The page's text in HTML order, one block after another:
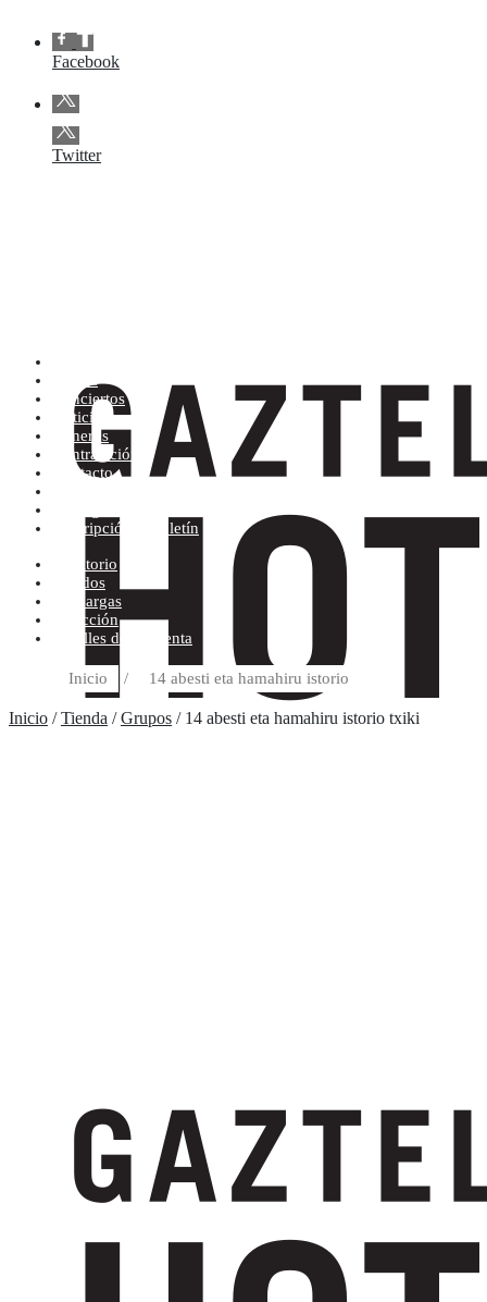
Facebook
Twitter
Tienda
Conciertos
Noticias
Géneros
Contratación
Contacto
Suscripción al boletín
Escritorio
Pedidos
Descargas
Dirección
Detalles de la cuenta
Inicio / 14 abesti eta hamahiru istorio
Inicio /Tienda /Grupos / 14 abesti eta hamahiru istorio txiki